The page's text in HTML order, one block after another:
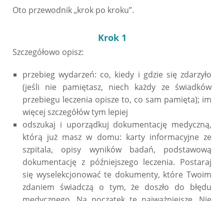
Oto przewodnik „krok po kroku”.
Krok1
Szczegółowo opisz:
przebieg wydarzeń: co, kiedy i gdzie się zdarzyło
(jeśli nie pamiętasz, niech każdy ze świadków
przebiegu leczenia opisze to, co sam pamięta); im
więcej szczegółów tym lepiej
odszukaj i uporządkuj dokumentację medyczną,
którą już masz w domu: karty informacyjne ze
szpitala, opisy wyników badań, podstawową
dokumentację z późniejszego leczenia. Postaraj
się wyselekcjonować te dokumenty, które Twoim
zdaniem świadczą o tym, że doszło do błędu